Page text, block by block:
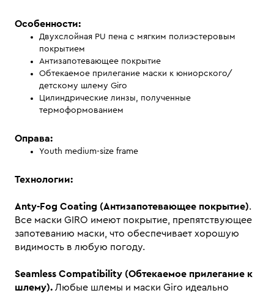
Особенности:
Двухслойная PU пена с мягким полиэстеровым
покрытием
Антизапотевающее покрытие
Обтекаемое прилегание маски к юниорского/
детскому шлему Giro
Цилиндрические линзы, полученные
термоформованием
Оправа:
Youth medium-size frame
Технологии:
Anty-Fog Coating (Антизапотевающее покрытие).
Все маски GIRO имеют покрытие, препятствующее
запотеванию маски, что обеспечивает хорошую
видимость в любую погоду.
Seamless Compatibility (Обтекаемое прилегание к
шлему). Любые шлемы и маски Giro идеально